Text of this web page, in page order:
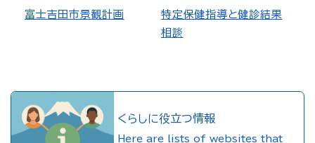
富士吉田市景観計画
特定保健指導と健診結果
相談
くらしに役立つ情報
Here are lists of websites that